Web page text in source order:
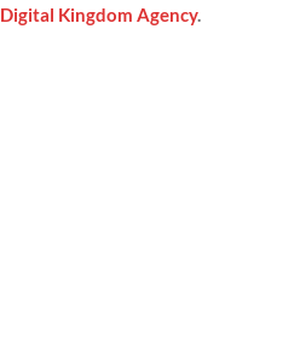
Digital Kingdom Agency.